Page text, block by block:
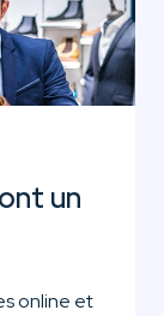
un
online et